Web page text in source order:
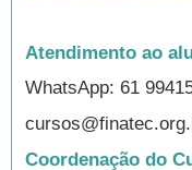
Atendimento ao
WhatsApp: 61
Coordenação do